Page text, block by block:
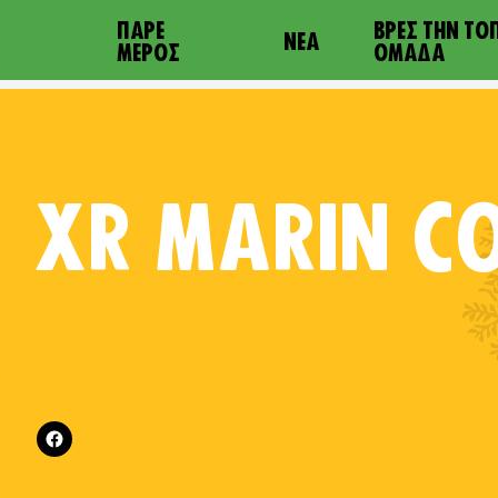
ΠΆΡΕ
ΜΈΡΟΣ
ΝΈΑ
ΒΡΕΣ ΤΗΝ
ΟΜΆΔΑ
XR MARIN
Follow XR Marin County on
on